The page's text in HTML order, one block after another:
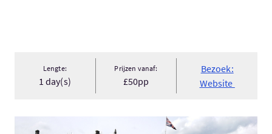
Lengte:
1 day(s)
Prijzen vanaf:
£50pp
Bezoek:
Website